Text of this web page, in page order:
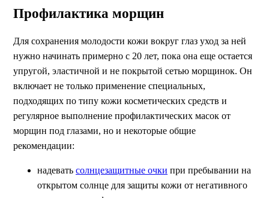
Профилактика морщин
Для сохранения молодости кожи вокруг глаз уход за ней
нужно начинать примерно с 20 лет, пока она еще остается
упругой, эластичной и не покрытой сетью морщинок. Он
включает не только применение специальных,
подходящих по типу кожи косметических средств и
регулярное выполнение профилактических масок от
морщин под глазами, но и некоторые общие
рекомендации:
надевать солнцезащитные очки при пребывании на
открытом солнце для защиты кожи от негативного